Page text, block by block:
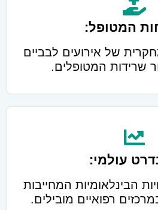
המטופל:
של אירועים לבביים
שרידות המטופלים.
עולמי:
הבינלאומיות המחייבות